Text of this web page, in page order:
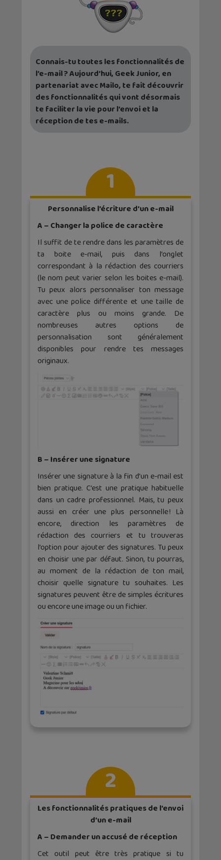
Connais-tu toutes les fonctionnalités de
l’e-mail ? Aujourd’hui, Geek Junior, en
partenariat avec Mailo, te fait découvrir
des fonctionnalités qui vont désormais
te faciliter la vie pour l’envoi et la
réception de tes e-mails.
1
Personnalise l’écriture d’un e-mail
A – Changer la police de caractère
Il suffit de te rendre dans les paramètres de
ta boite e-mail, puis dans l’onglet
correspondant à la rédaction des courriers
(le nom peut varier selon les boites e-mail).
Tu peux alors personnaliser ton message
avec une police différente et une taille de
caractère plus ou moins grande. De
nombreuses autres options de
personnalisation sont généralement
disponibles pour rendre tes messages
originaux.
B – Insérer une signature
Insérer une signature à la fin d’un e-mail est
bien pratique. C’est une pratique habituelle
dans un cadre professionnel. Mais, tu peux
aussi en créer une plus personnelle ! Là
encore, direction les paramètres de
rédaction des courriers et tu trouveras
l’option pour ajouter des signatures. Tu peux
en choisir une par défaut. Sinon, tu pourras,
au moment de la rédaction de ton mail,
choisir quelle signature tu souhaites. Les
signatures peuvent être de simples écritures
ou encore une image ou un fichier.
2
Les fonctionnalités pratiques de l’envoi
d’un e-mail
A – Demander un accusé de réception
Cet outil peut être très pratique si tu